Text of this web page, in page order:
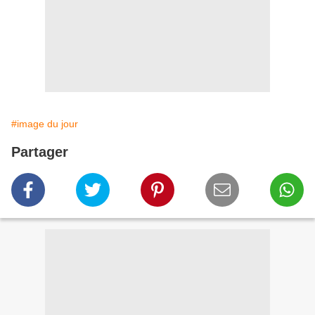
#image du jour
Partager